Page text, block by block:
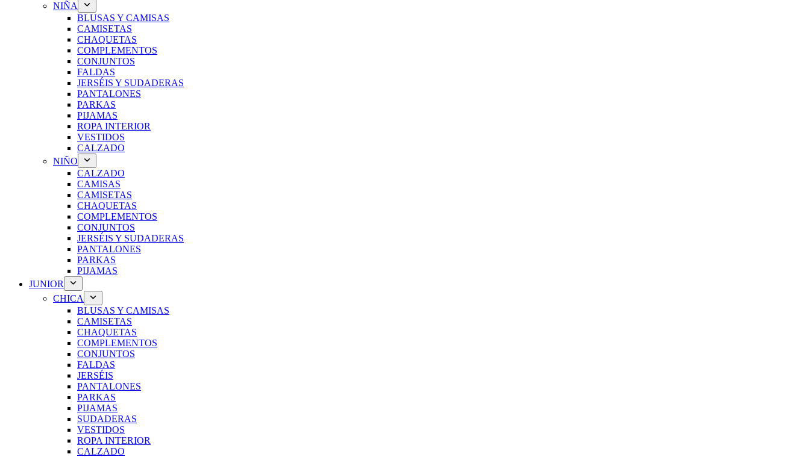
NIÑA
BLUSAS Y CAMISAS
CAMISETAS
CHAQUETAS
COMPLEMENTOS
CONJUNTOS
FALDAS
JERSÉIS Y SUDADERAS
PANTALONES
PARKAS
PIJAMAS
ROPA INTERIOR
VESTIDOS
CALZADO
NIÑO
CALZADO
CAMISAS
CAMISETAS
CHAQUETAS
COMPLEMENTOS
CONJUNTOS
JERSÉIS Y SUDADERAS
PANTALONES
PARKAS
PIJAMAS
JUNIOR
CHICA
BLUSAS Y CAMISAS
CAMISETAS
CHAQUETAS
COMPLEMENTOS
CONJUNTOS
FALDAS
JERSÉIS
PANTALONES
PARKAS
PIJAMAS
SUDADERAS
VESTIDOS
ROPA INTERIOR
CALZADO